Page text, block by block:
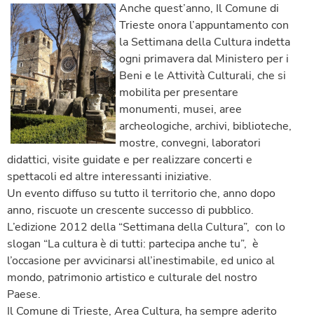
Anche quest’anno, Il Comune di
Trieste onora l’appuntamento con
la Settimana della Cultura indetta
ogni primavera dal Ministero per i
Beni e le Attività Culturali, che si
mobilita per presentare
monumenti, musei, aree
archeologiche, archivi, biblioteche,
mostre, convegni, laboratori
didattici, visite guidate e per realizzare concerti e
spettacoli ed altre interessanti iniziative.
Un evento diffuso su tutto il territorio che, anno dopo
anno, riscuote un crescente successo di pubblico.
L’edizione 2012 della “Settimana della Cultura”, con lo
slogan “La cultura è di tutti: partecipa anche tu”, è
l’occasione per avvicinarsi all’inestimabile, ed unico al
mondo, patrimonio artistico e culturale del nostro
Paese.
Il Comune di Trieste, Area Cultura, ha sempre aderito